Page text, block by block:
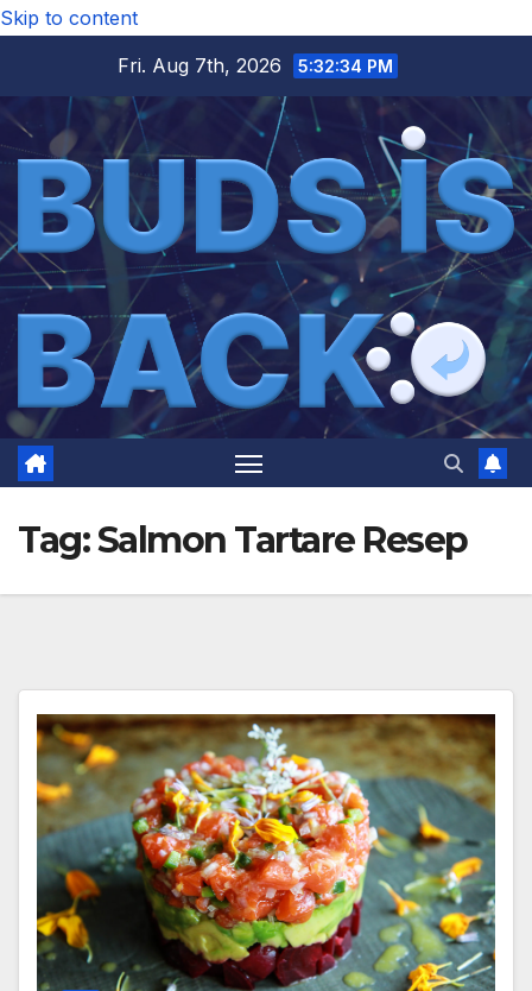
Skip to content
Fri. Aug 7th, 2026
5:32:34 PM
Tag:Salmon Tartare Resep